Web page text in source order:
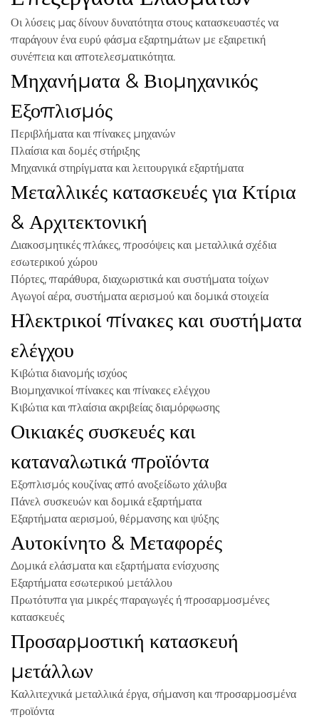
Οι λύσεις μας δίνουν δυνατότητα στους κατασκευαστές να
παράγουν ένα ευρύ φάσμα εξαρτημάτων με εξαιρετική
συνέπεια και αποτελεσματικότητα.
Μηχανήματα & Βιομηχανικός
Εξοπλισμός
Περιβλήματα και πίνακες μηχανών
Πλαίσια και δομές στήριξης
Μηχανικά στηρίγματα και λειτουργικά εξαρτήματα
Μεταλλικές κατασκευές για Κτίρια
& Αρχιτεκτονική
Διακοσμητικές πλάκες, προσόψεις και μεταλλικά σχέδια
εσωτερικού χώρου
Πόρτες, παράθυρα, διαχωριστικά και συστήματα τοίχων
Αγωγοί αέρα, συστήματα αερισμού και δομικά στοιχεία
Ηλεκτρικοί πίνακες και συστήματα
ελέγχου
Κιβώτια διανομής ισχύος
Βιομηχανικοί πίνακες και πίνακες ελέγχου
Κιβώτια και πλαίσια ακριβείας διαμόρφωσης
Οικιακές συσκευές και
καταναλωτικά προϊόντα
Εξοπλισμός κουζίνας από ανοξείδωτο χάλυβα
Πάνελ συσκευών και δομικά εξαρτήματα
Εξαρτήματα αερισμού, θέρμανσης και ψύξης
Αυτοκίνητο & Μεταφορές
Δομικά ελάσματα και εξαρτήματα ενίσχυσης
Εξαρτήματα εσωτερικού μετάλλου
Πρωτότυπα για μικρές παραγωγές ή προσαρμοσμένες
κατασκευές
Προσαρμοστική κατασκευή
μετάλλων
Καλλιτεχνικά μεταλλικά έργα, σήμανση και προσαρμοσμένα
προϊόντα